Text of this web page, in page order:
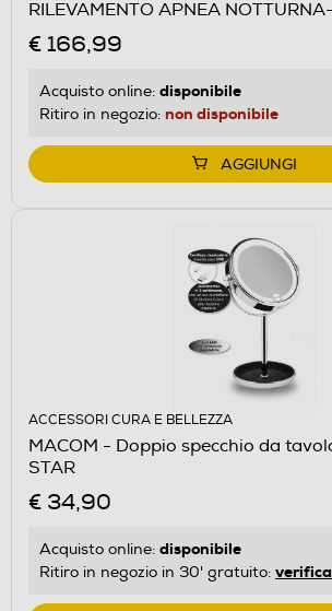
RILEVAMENTO APNEA
€ 166,99
Acquisto online: disponibile
Ritiro in negozio: non disponibile
AGGIUNGI
ACCESSORI CURA E BELLEZZA
MACOM - Doppio specchio da
STAR
€ 34,90
Acquisto online: disponibile
Ritiro in negozio in 30' gratuito: verifica